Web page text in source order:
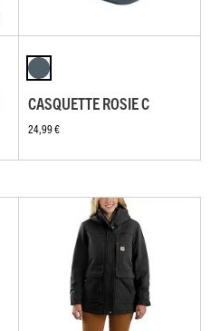
CASQUETTE ROSIE C
24,99 €